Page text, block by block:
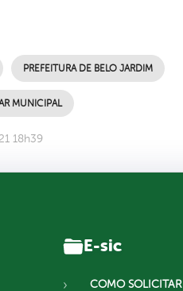
PREFEITURA DE BELO JARDIM
MUNICIPAL
18h39
E-sic
COMO SOLICITAR